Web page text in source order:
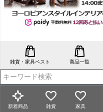
雑貨・家具ベスト 商品一覧
新着商品 雑貨 家具